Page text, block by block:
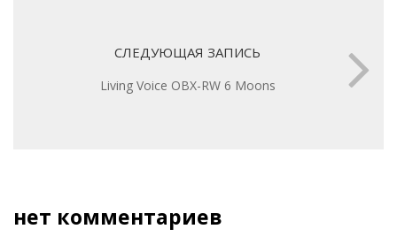
СЛЕДУЮЩАЯ ЗАПИСЬ
Living Voice OBX-RW 6 Moons
нет комментариев